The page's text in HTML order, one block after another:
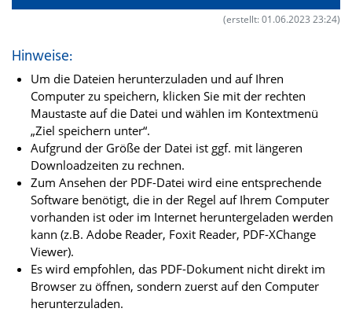
(erstellt: 01.06.2023 23:24)
Hinweise:
Um die Dateien herunterzuladen und auf Ihren
Computer zu speichern, klicken Sie mit der rechten
Maustaste auf die Datei und wählen im Kontextmenü
„Ziel speichern unter“.
Aufgrund der Größe der Datei ist ggf. mit längeren
Downloadzeiten zu rechnen.
Zum Ansehen der PDF-Datei wird eine entsprechende
Software benötigt, die in der Regel auf Ihrem Computer
vorhanden ist oder im Internet heruntergeladen werden
kann (z.B. Adobe Reader, Foxit Reader, PDF-XChange
Viewer).
Es wird empfohlen, das PDF-Dokument nicht direkt im
Browser zu öffnen, sondern zuerst auf den Computer
herunterzuladen.